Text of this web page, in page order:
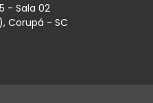
- Sala 02
Corupá - SC